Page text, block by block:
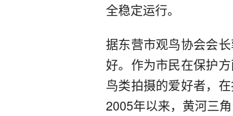
全稳定运行。
据东营市观鸟协会会
好。作为市民在保护
鸟类拍摄的爱好者，
2005年以来，黄河三